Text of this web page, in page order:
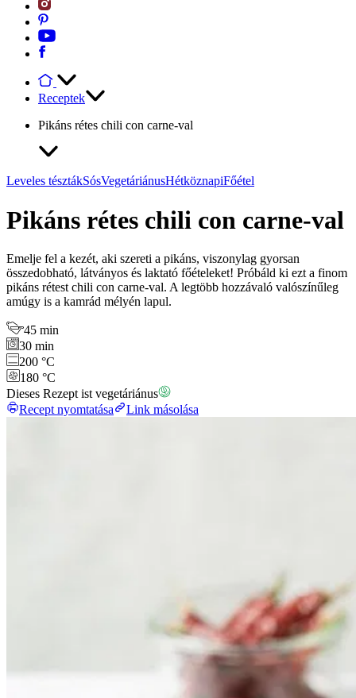
Receptek
Pikáns rétes chili con carne-val
Leveles tésztákSósVegetáriánusHétköznapiFőétel
Pikáns rétes chili con carne-val
Emelje fel a kezét, aki szereti a pikáns, viszonylag gyorsan
összedobható, látványos és laktató főételeket! Próbáld ki ezt a finom
pikáns rétest chili con carne-val. A legtöbb hozzávaló valószínűleg
amúgy is a kamrád mélyén lapul.
45 min
30 min
200 °C
180 °C
Dieses Rezept ist vegetáriánus
Recept nyomtatása
Link másolása